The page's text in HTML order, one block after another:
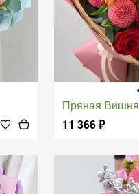
Пряная Вишня
11 366₽